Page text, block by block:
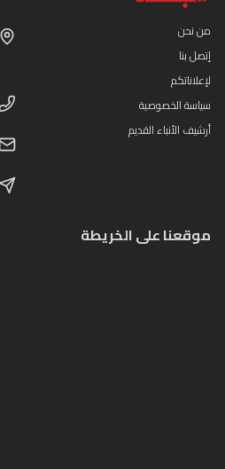
من نحن
إتصل بنا
لإعلاناتكم
سياسة الخصوصية
أرشيف الأنباء القديم
موقعنا على الخريطة